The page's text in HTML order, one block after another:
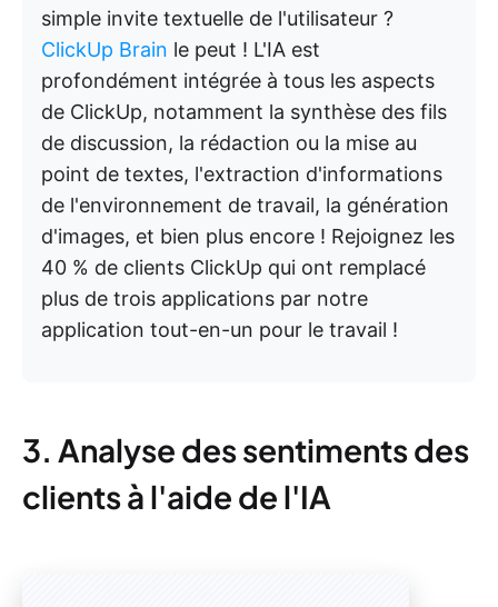
simple invite textuelle de l'utilisateur ?
ClickUp Brain le peut ! L'IA est
profondément intégrée à tous les aspects
de ClickUp, notamment la synthèse des fils
de discussion, la rédaction ou la mise au
point de textes, l'extraction d'informations
de l'environnement de travail, la génération
d'images, et bien plus encore ! Rejoignez les
40 % de clients ClickUp qui ont remplacé
plus de trois applications par notre
application tout-en-un pour le travail !
3. Analyse des sentiments des
clients à l'aide de l'IA